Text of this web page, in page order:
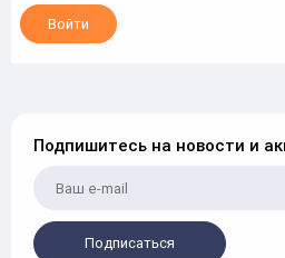
Войти
Подпишитесь на новости и
Подписаться